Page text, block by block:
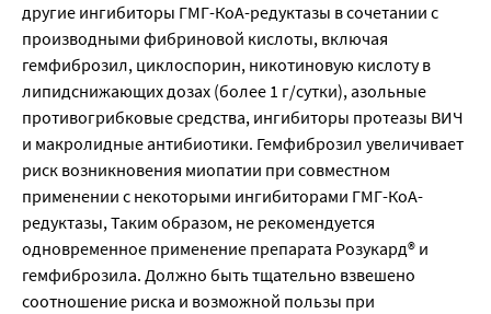
другие ингибиторы ГМГ-КоА-редуктазы в сочетании с
производными фибриновой кислоты, включая
гемфиброзил, циклоспорин, никотиновую кислоту в
липидснижающих дозах (более 1 г/сутки), азольные
противогрибковые средства, ингибиторы протеазы ВИЧ
и макролидные антибиотики. Гемфиброзил увеличивает
риск возникновения миопатии при совместном
применении с некоторыми ингибиторами ГМГ-КоА-
редуктазы, Таким образом, не рекомендуется
одновременное применение препарата Розукард® и
гемфиброзила. Должно быть тщательно взвешено
соотношение риска и возможной пользы при